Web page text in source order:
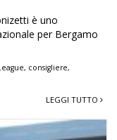
è uno
per Bergamo
, consigliere,
LEGGI TUTTO